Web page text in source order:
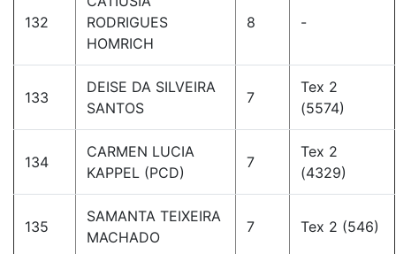
132
RODRIGUES
HOMRICH
8 -
133
DEISE DA SILVEIRA
SANTOS
7
Tex 2
(5574)
134
CARMEN LUCIA
KAPPEL (PCD)
7
Tex 2
(4329)
135
SAMANTA TEIXEIRA
MACHADO
7 Tex 2 (546)